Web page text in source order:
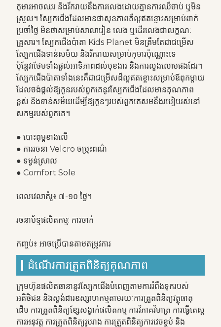
កុមារអាចឈរ និងរីករាយនឹងការលេងដោយគ្មានការឈឺចាប់ ឬមិន
ស្រួល។ ស្បែកជើងដែលមានផាសុខភាពគឺល្អឥតខ្ចោះសម្រាប់ពាក់
ប្រចាំថ្ងៃ មិនថាសម្រាប់សាលារៀន លេង ឬដើរលេងជាលក្ខណៈ
គ្រួសារ។ ស្បែកជើងប៉ាតា Kids Planet មិនត្រឹមតែជាជម្រើស
ស្បែកជើងទាន់សម័យ និងរីករាយសម្រាប់កុមារប៉ុណ្ណោះទេ
ប៉ុន្តែវាថែមទាំងផ្តល់អាទិភាពដល់មុខងារ និងការលួងលោមផងដែរ។
ស្បែកជើងប៉ាតាទាំងនេះគឺជាជម្រើសដ៏ល្អឥតខ្ចោះសម្រាប់ឪពុកម្តាយ
ដែលចង់ផ្តល់ឱ្យកូនរបស់ពួកគេនូវស្បែកជើងដែលមានគុណភាព
ខ្ពស់ និងទាន់សម័យដើម្បីឱ្យកូនៗរបស់ពួកគេសមនឹងរបៀបរស់នៅ
សកម្មរបស់ពួកគេ។
● បោះពុម្ពខាងលើ
● ការរចនា Velcro ចម្រុះពណ៌
● ទម្ងន់ស្រាល
● Comfort Sole
ពេលវេលាគំរូ៖ ៧-១០ ថ្ងៃ។
រចនាប័ទ្មផលិតកម្ម: ការចាក់
កញ្ចប់៖ អាចប្រើបានតាមតម្រូវការ
ដំណើរការត្រួតពិនិត្យគុណភាព
ក្រុមហ៊ុនផលិតធានានូវស្បែកជើងបំពេញតាមការរំពឹងទុករបស់
អតិថិជន និងស្តង់ដារឧស្សាហកម្មតាមរយៈការត្រួតពិនិត្យវត្ថុធាតុ
ដើម ការត្រួតពិនិត្យខ្សែសង្វាក់ផលិតកម្ម ការវិភាគវិមាត្រ ការធ្វើតេស្ត
ការអនុវត្ត ការត្រួតពិនិត្យរូបរាង ការត្រួតពិនិត្យការវេចខ្ចប់ និង